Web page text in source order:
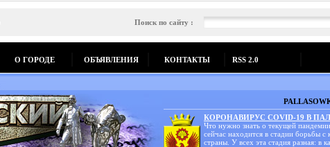
Поиск по сайту :
О ГОРОДЕ ОБЪЯВЛЕНИЯ КОНТАКТЫ RSS 2.0
КОРОНАВИРУС COVID-19 В
Что нужно знать о текущей
сейчас находится в стадии борьбы
страны. У всех эта стадия разная: в